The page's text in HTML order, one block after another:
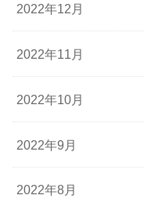
2022年12月
2022年11月
2022年10月
2022年9月
2022年8月